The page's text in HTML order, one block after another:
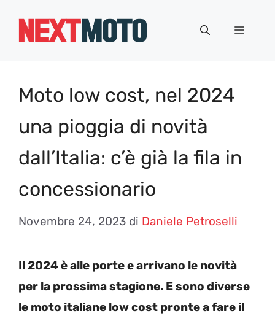
Menu
Moto low cost, nel 2024
una pioggia di novità
dall’Italia: c’è già la fila in
concessionario
Novembre 24, 2023 di Daniele Petroselli
Il 2024 è alle porte e arrivano le novità
per la prossima stagione. E sono diverse
le moto italiane low cost pronte a fare il